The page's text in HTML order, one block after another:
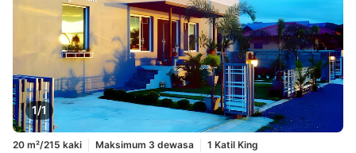
1/1
20 m²/215 kaki Maksimum 3 dewasa
1 Katil King